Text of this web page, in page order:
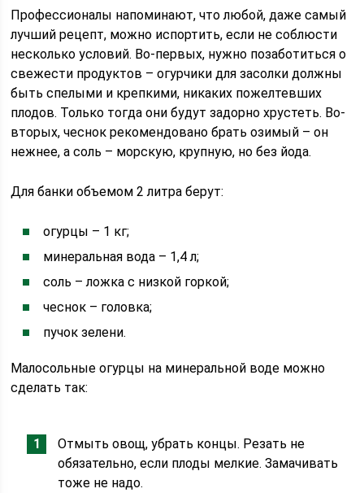
Профессионалы напоминают, что любой, даже самый
лучший рецепт, можно испортить, если не соблюсти
несколько условий. Во-первых, нужно позаботиться о
свежести продуктов – огурчики для засолки должны
быть спелыми и крепкими, никаких пожелтевших
плодов. Только тогда они будут задорно хрустеть. Во-
вторых, чеснок рекомендовано брать озимый – он
нежнее, а соль – морскую, крупную, но без йода.
Для банки объемом 2 литра берут:
огурцы – 1 кг;
минеральная вода – 1,4 л;
соль – ложка с низкой горкой;
чеснок – головка;
пучок зелени.
Малосольные огурцы на минеральной воде можно
сделать так:
Отмыть овощ, убрать концы. Резать не
обязательно, если плоды мелкие. Замачивать
тоже не надо.